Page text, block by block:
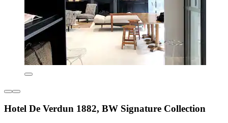
Hotel De Verdun 1882, BW Signature Collection